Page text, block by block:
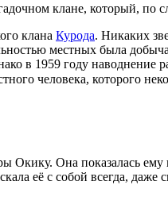
клане, который, по
клана Курода. Никаких
местных была
в 1959 году
человека, которого
Окику. Она показалась
её с собой всегда,